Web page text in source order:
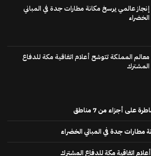
إنجاز عالمي يرسخ مكانة مطارات جدة في المباني
الخضراء
معالم المملكة تتوشح أعلام اتفاقية مكة للدفاع
المشترك
أجزاء من 7 مناطق
مطارات جدة في المباني الخضراء
اتفاقية مكة للدفاع المشترك